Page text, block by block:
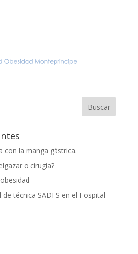
con la manga gástrica.
o cirugía?
técnica SADI-S en el Hospital